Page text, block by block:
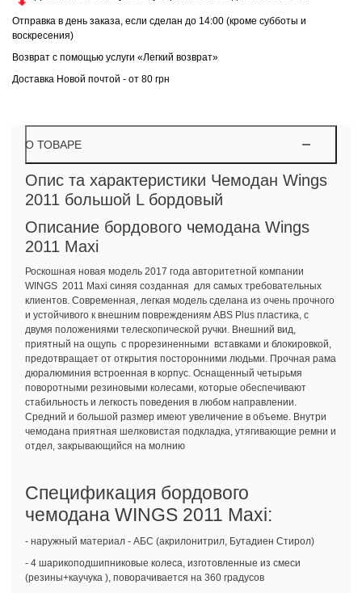
Отправка в день заказа, если сделан до 14:00 (кроме субботы и
воскресения)
Возврат с помощью услуги «Легкий возврат»
Доставка Новой почтой - от 80 грн
О ТОВАРЕ
Опис та характеристики Чемодан Wings
2011 большой L бордовый
Описание бордового чемодана Wings
2011 Maxi
Роскошная новая модель 2017 года авторитетной компании
WINGS 2011 Maxi синяя созданная для самых требовательных
клиентов. Современная, легкая модель сделана из очень прочного
и устойчивого к внешним повреждениям ABS Plus пластика, с
двумя положениями телескопической ручки. Внешний вид,
приятный на ощупь с прорезиненными вставками и блокировкой,
предотвращает от открытия посторонними людьми. Прочная рама
дюралюминия встроенная в корпус. Оснащенный четырьмя
поворотными резиновыми колесами, которые обеспечивают
стабильность и легкость поведения в любом направлении.
Средний и большой размер имеют увеличение в объеме. Внутри
чемодана приятная шелковистая подкладка, утягивающие ремни и
отдел, закрывающийся на молнию
Спецификация бордового
чемодана WINGS 2011 Maxi:
- наружный материал - АБС (акрилонитрил, Бутадиен Стирол)
- 4 шарикоподшипниковые колеса, изготовленные из смеси
(резины+каучука ), поворачивается на 360 градусов